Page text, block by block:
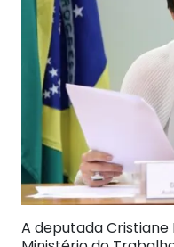
A deputada Cristiane